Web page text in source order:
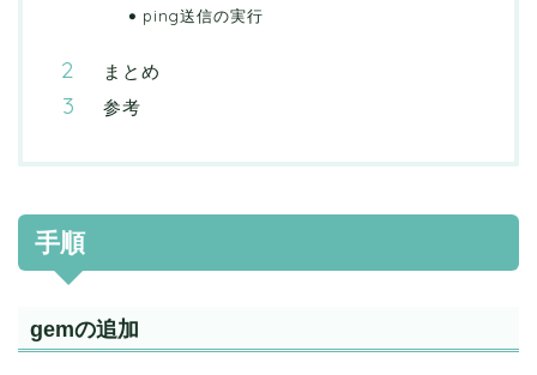
ping送信の実行
まとめ
参考
手順
gemの追加